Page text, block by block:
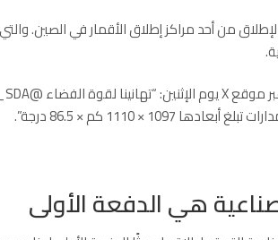
من أحد مراكز إطلاقالأقمارفي الصين.
1097 × 1110 كم × 86.5 درجة”.
هي الدفعة الأولى